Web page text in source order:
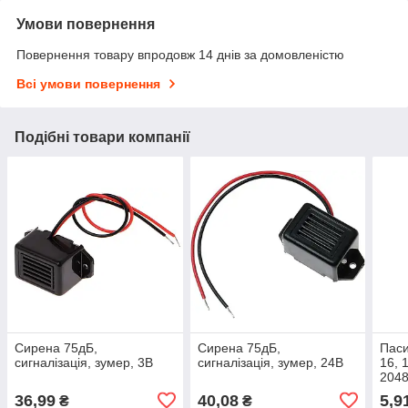
Умови повернення
Повернення товару впродовж 14 днів за домовленістю
Всі умови повернення
Подібні товари компанії
Сирена 75дБ,
сигналізація, зумер, 3В
36,99 ₴
Сирена 75дБ,
сигналізація, зумер, 24В
40,08₴
16,